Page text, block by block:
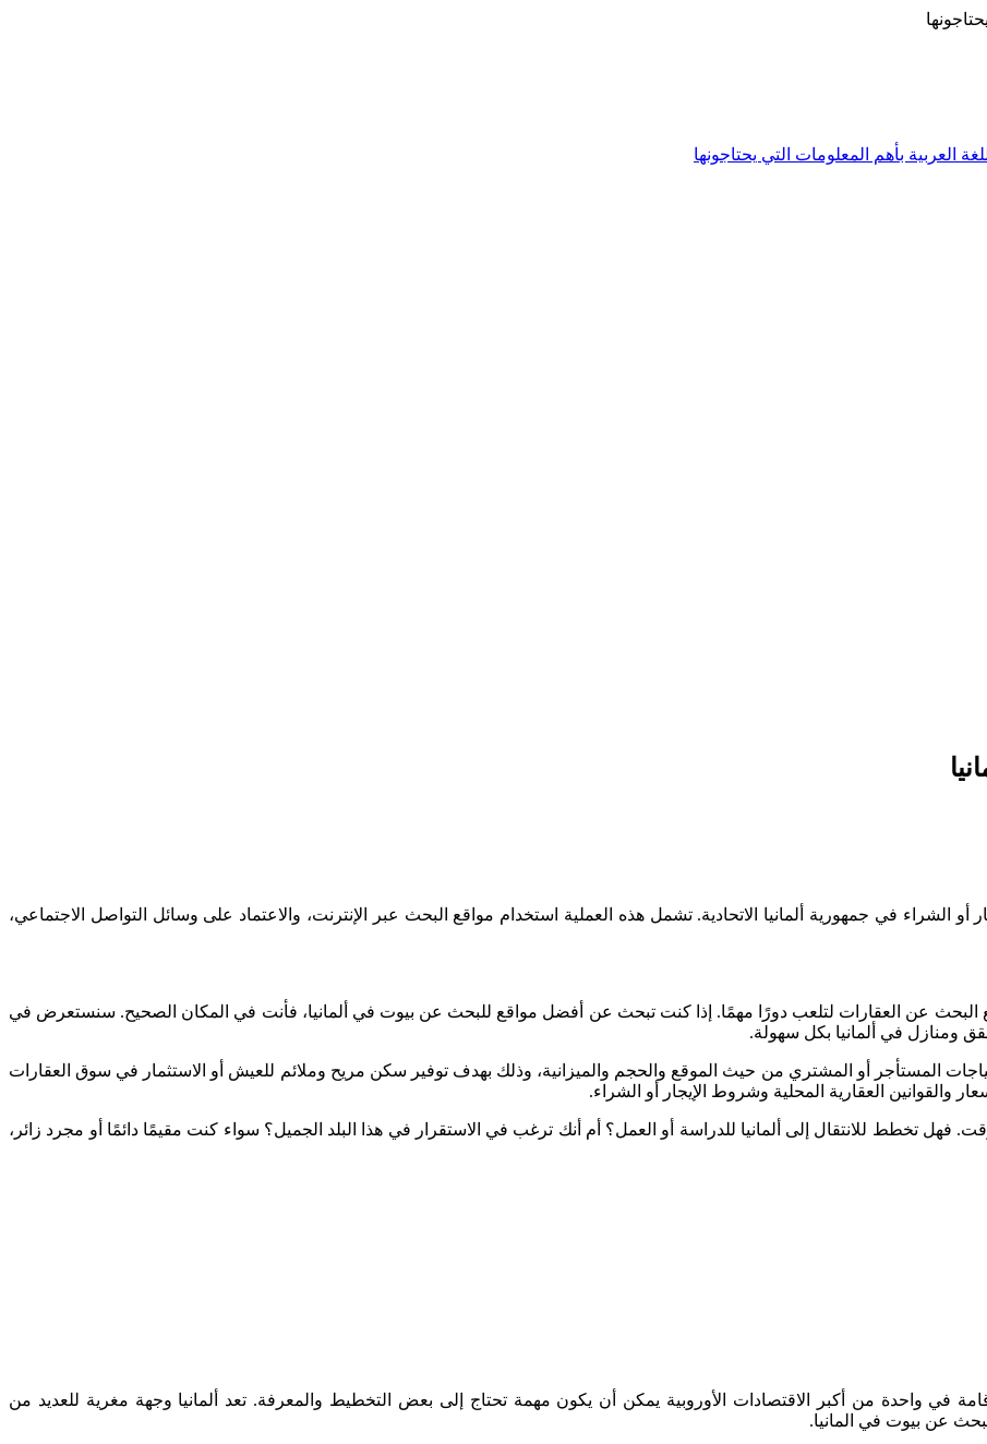
في جمهورية ألمانيا الاتحادية. تشمل هذه العملية استخدام مواقع البحث عبر الإنترنت، والاعتماد على وسائل التواصل الاجتماعي،
البحث عن العقارات لتلعب دورًا مهمًا. إذا كنت تبحث عن أفضل مواقع للبحث عن بيوت في ألمانيا، فأنت في المكان الصحيح. سنستعرض في
ومنازل في ألمانيا بكل سهولة.
المستأجر أو المشتري من حيث الموقع والحجم والميزانية، وذلك بهدف توفير سكن مريح وملائم للعيش أو الاستثمار في سوق العقارات
والقوانين العقارية المحلية وشروط الإيجار أو الشراء.
فهل تخطط للانتقال إلى ألمانيا للدراسة أو العمل؟ أم أنك ترغب في الاستقرار في هذا البلد الجميل؟ سواء كنت مقيمًا دائمًا أو مجرد زائر،
في واحدة من أكبر الاقتصادات الأوروبية يمكن أن يكون مهمة تحتاج إلى بعض التخطيط والمعرفة. تعد ألمانيا وجهة مغرية للعديد من
عن بيوت في المانيا.